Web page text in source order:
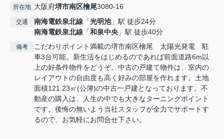
所在地 大阪府堺市南区檜尾3080-16
交通 南海電鉄泉北線 「光明池」駅 徒歩24分
南海電鉄泉北線 「和泉中央 」駅 徒歩40分
備考
こだわりポイント満載の堺市南区檜尾 太陽光発電 駐
車3台可能。新生活をはじめるのであれば前面道路6m以
上の好条件物件をどうぞ。中古の戸建て物件は、室内の
レイアウトの自由度も高く好みの部屋を作れます。土地
面積121.23㎡(公簿)の中古一戸建となっております。不
動産の購入は、人生の中でも大きなターニングポイント
です。後悔の無いよう当社スタッフが全力でサポートす
るので、お気軽にお問合せ下さい。